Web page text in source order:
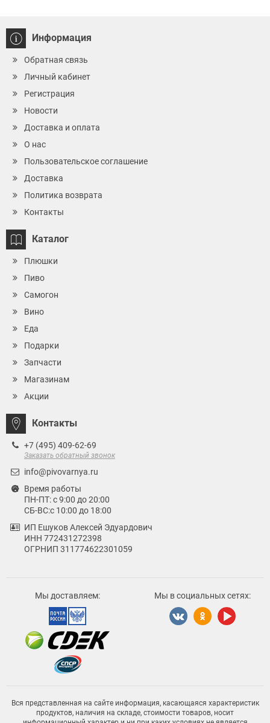
Информация
Обратная связь
Личный кабинет
Регистрация
Новости
Доставка и оплата
О нас
Пользовательское соглашение
Доставка
Политика возврата
Контакты
Каталог
Плюшки
Пиво
Самогон
Вино
Еда
Подарки
Запчасти
Магазинам
Акции
Контакты
+7 (495) 409-62-69
Заказать обратный звонок
info@pivovarnya.ru
Время работы
ПН-ПТ: с 9:00 до 20:00
СБ-ВС:с 10:00 до 18:00
ИП Ешуков Алексей Эдуардович
ИНН 772431272398
ОГРНИП 311774622301059
Мы доставляем: Мы в социальных сетях:
Вся представленная на сайте информация, касающаяся характеристик
продуктов, наличия на складе, стоимости товаров, носит